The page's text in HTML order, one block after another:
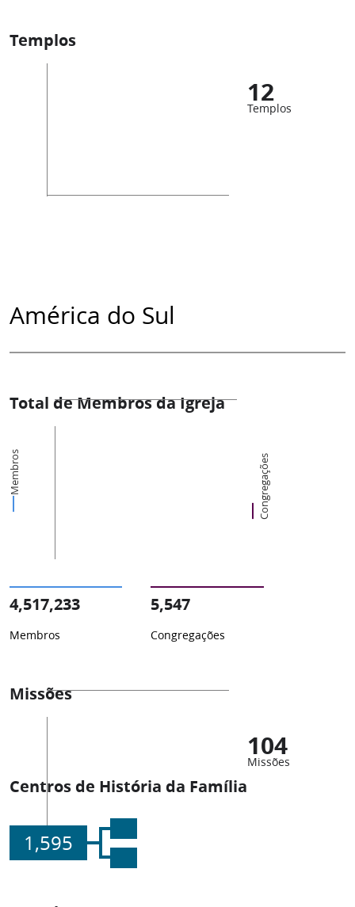
Templos
12
Templos
América do Sul
Total de Membros da Igreja
Membros Congregações
4,517,233
Membros
5,547
Congregações
Missões
104
Missões
Centros de História da Família
1,595